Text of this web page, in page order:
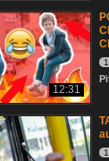
12:31